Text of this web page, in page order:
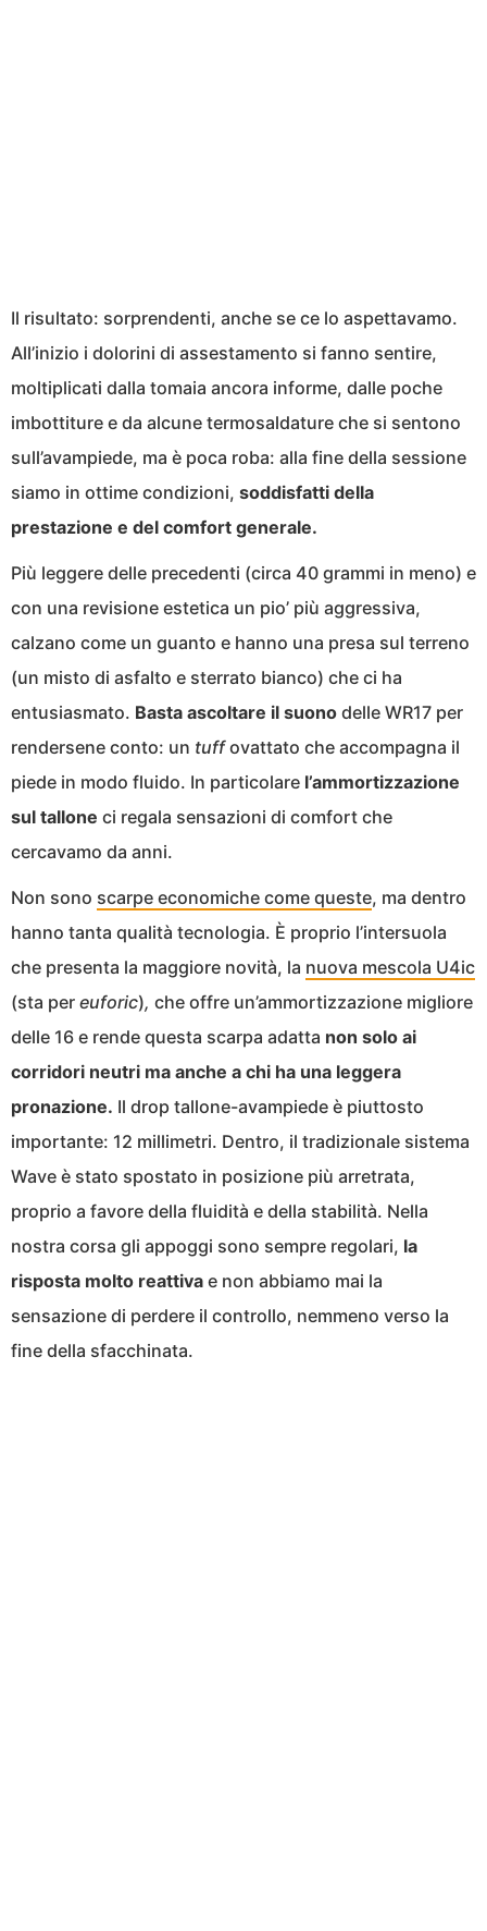
Il risultato: sorprendenti, anche se ce lo aspettavamo.
All’inizio i dolorini di assestamento si fanno sentire,
moltiplicati dalla tomaia ancora informe, dalle poche
imbottiture e da alcune termosaldature che si sentono
sull’avampiede, ma è poca roba: alla fine della sessione
siamo in ottime condizioni, soddisfatti della
prestazione e del comfort generale.
Più leggere delle precedenti (circa 40 grammi in meno) e
con una revisione estetica un pio’ più aggressiva,
calzano come un guanto e hanno una presa sul terreno
(un misto di asfalto e sterrato bianco) che ci ha
entusiasmato. Basta ascoltare il suono delle WR17 per
rendersene conto: un tuffovattato che accompagna il
piede in modo fluido. In particolare l’ammortizzazione
sul tallone ci regala sensazioni di comfort che
cercavamo da anni.
Non sono scarpe economiche come queste, ma dentro
hanno tanta qualità tecnologia. È proprio l’intersuola
che presenta la maggiore novità, la nuova mescola U4ic
(sta per euforic), che offre un’ammortizzazione migliore
delle 16 e rende questa scarpa adatta non solo ai
corridori neutri ma anche a chi ha una leggera
pronazione. Il drop tallone-avampiede è piuttosto
importante: 12 millimetri. Dentro, il tradizionale sistema
Wave è stato spostato in posizione più arretrata,
proprio a favore della fluidità e della stabilità. Nella
nostra corsa gli appoggi sono sempre regolari, la
risposta molto reattiva e non abbiamo mai la
sensazione di perdere il controllo, nemmeno verso la
fine della sfacchinata.